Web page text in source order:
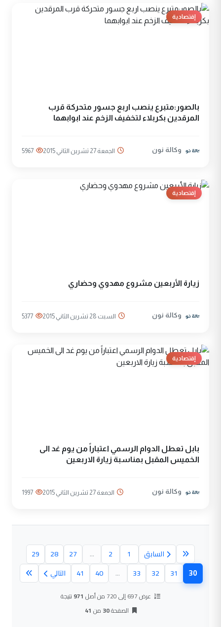
إقتصادية
بالصور:متبرع ينصب اربع جسور متحركة قرب
المرقدين بكربلاء لتخفيف الزخم عند ابوابهما
وكالة نون الجمعة 27 تشرين الثاني 2015 5967
إقتصادية
زيارة الأربعين مشروع مهدوي وحضاري
وكالة نون السبت 28 تشرين الثاني 2015 5377
إقتصادية
بابل تعطل الدوام الرسمي اعتباراً من يوم غد الى
الخميس المقبل بمناسبة زيارة الاربعين
وكالة نون الجمعة 27 تشرين الثاني 2015 1997
السابق 1
2
...
27
28
29
30(الصفحة الحالية)
31
32
33
...
40
41 التالي
عرض 697 إلى 720 من أصل 971 نتيجة
الصفحة30 من 41